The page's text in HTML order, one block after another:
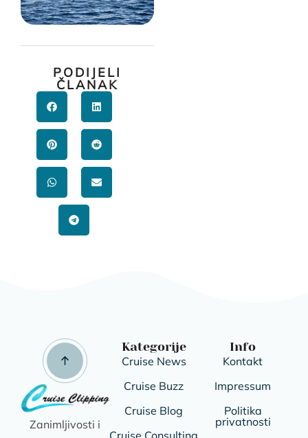
PODIJELI
ČLANAK
Zanimljivosti i
Kategorije
Cruise News
Cruise Buzz
Cruise Blog
Cruise Consulting
Info
Kontakt
Impressum
Politika
privatnosti